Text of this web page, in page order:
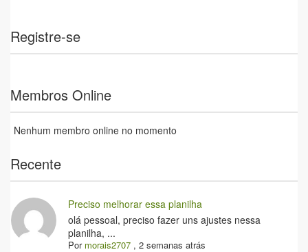
Registre-se
Membros Online
Nenhum membro online no momento
Recente
Preciso melhorar essa planilha
olá pessoal, preciso fazer uns ajustes nessa
planilha, ...
Por morais2707 ,2 semanas atrás